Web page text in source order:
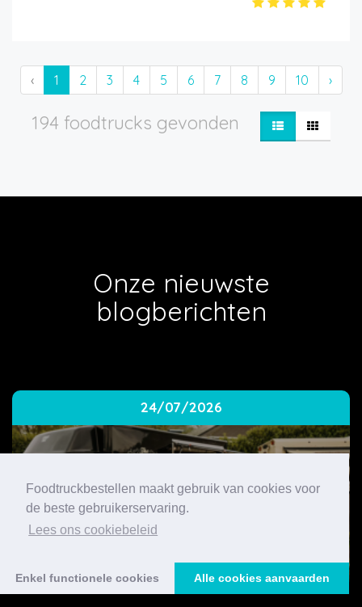
Foodtruckbestellen maakt gebruik van cookies voor
de beste gebruikerservaring.
Lees ons cookiebeleid
Enkel functionele cookies Alle cookies aanvaarden
‹ 1 2 3 4 5 6 7 8 9 10 ›
194 foodtrucks gevonden
Onze nieuwste
blogberichten
24/07/2026